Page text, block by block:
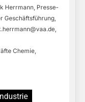
Herrmann, Presse-
Geschäftsführung,
,
Chemie,
Industrie